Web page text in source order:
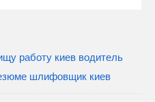
работу киев водитель
шлифовщик киев